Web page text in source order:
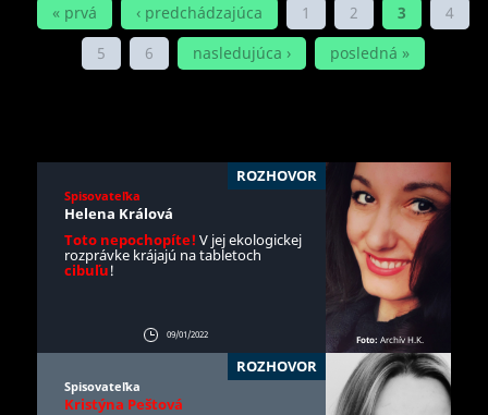
« prvá ‹ predchádzajúca 1 2 3
4
5
6 nasledujúca › posledná »
ROZHOVOR
Spisovateľka
Helena Králová
Toto nepochopíte! V jej ekologickej
rozprávke krájajú na tabletoch
cibuľu!
09/01/2022 Foto: Archív H.K.
ROZHOVOR
Spisovateľka
Kristýna Peštová